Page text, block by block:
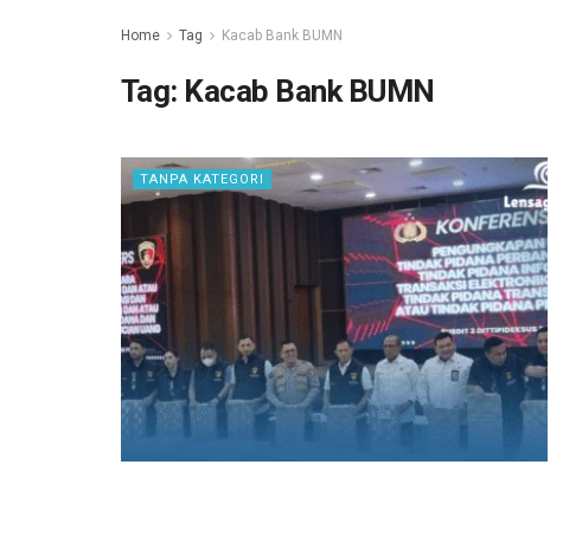
Home Tag Kacab Bank BUMN
Tag: Kacab Bank BUMN
TANPA KATEGORI